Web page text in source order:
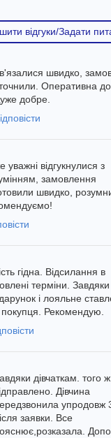
відгуки/Задати
швидко,
Оперативна
добре.
уважні відгукнулися з
замовлення
швидко,
гідна. Відсилання в
терміни. Завдяки
і лояльне
Рекомендую.
дівчаткам. того
Дівчина
упродовж
заявки. Все